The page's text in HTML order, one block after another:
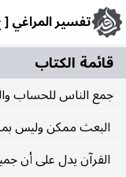
تفسير المراغي [ ج
قائمة الکتاب
جمع الناس للحساب
البعث ممكن وليس
القرآن يدل على أن